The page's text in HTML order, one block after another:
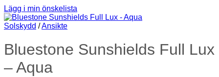
Lägg i min önskelista
Solskydd /Ansikte
Bluestone Sunshields Full Lux
– Aqua